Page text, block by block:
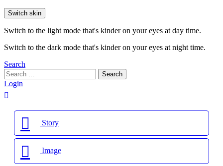
Switch skin
Switch to the light mode that's kinder on your eyes at day time.
Switch to the dark mode that's kinder on your eyes at night time.
Search
Search
for:
Search
Login
Story
Image